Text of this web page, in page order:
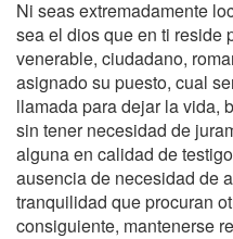
Ni seas extremadamente
sea el dios que en ti reside
venerable, ciudadano,
asignado su puesto, cual
llamada para dejar la vida,
sin tener necesidad de
alguna en calidad de
ausencia de necesidad de
tranquilidad que procuran
consiguiente, mantenerse